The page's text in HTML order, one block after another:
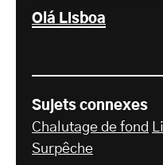
Olá Lisboa
Sujets connexes
Chalutage de fond
Surpêche